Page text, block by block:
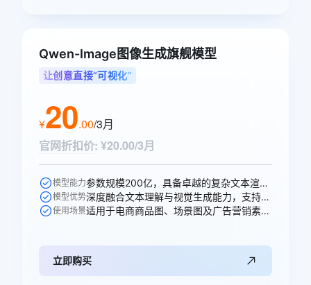
Qwen-Image图像生成旗舰模型
让创意直接“可视化”
¥20.00/3月
官网折扣价: ¥20.00/3月
模型能力 参数规模200亿，具备卓越的复杂文本渲染能力。
模型优势 深度融合文本理解与视觉生成能力，支持高精度图文生成与多轮编辑。
使用场景 适用于电商商品图、场景图及广告营销素材的智能生成。
立即购买